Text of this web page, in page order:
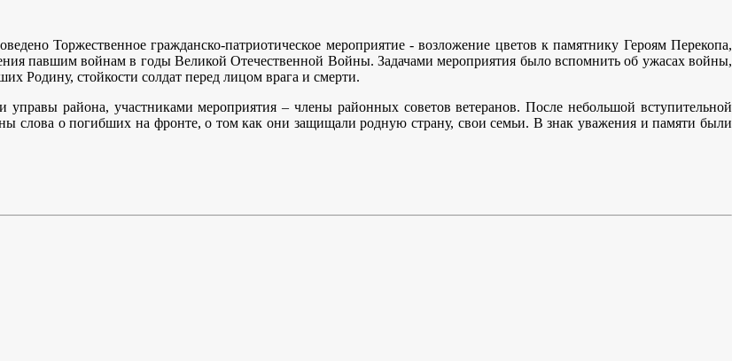
Торжественное гражданско-патриотическое мероприятие - возложение цветов к памятнику Героям Перекопа,
павшим войнам в годы Великой Отечественной Войны. Задачами мероприятия было вспомнить об ужасах войны,
Родину, стойкости солдат перед лицом врага и смерти.
района, участниками мероприятия – члены районных советов ветеранов. После небольшой вступительной
слова о погибших на фронте, о том как они защищали родную страну, свои семьи. В знак уважения и памяти были